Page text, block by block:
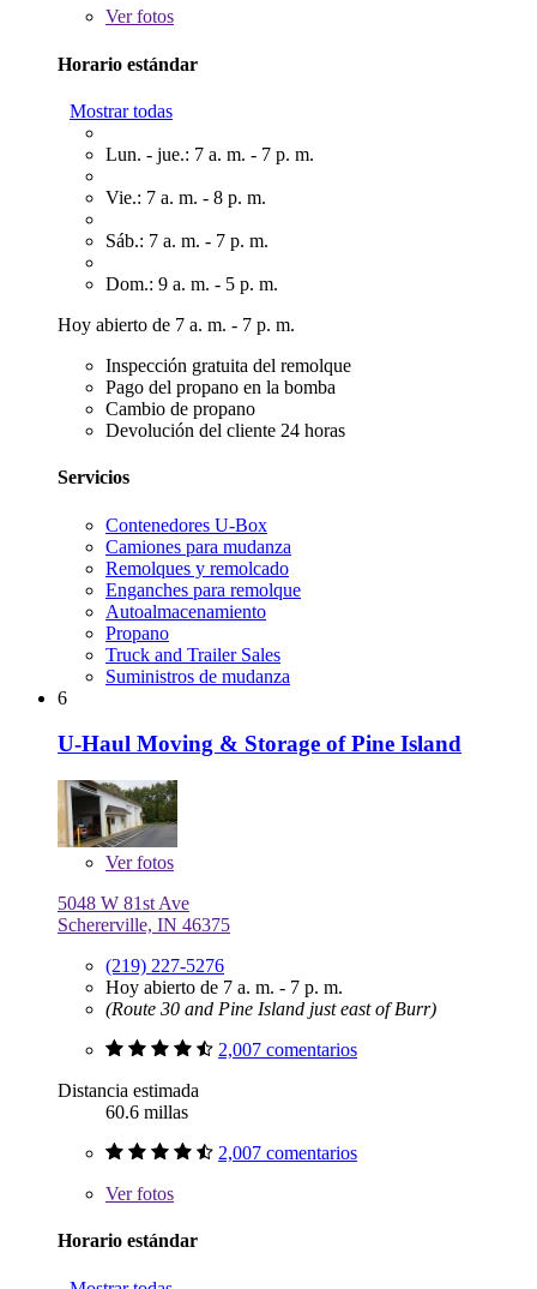
Verfotos
Horario estándar
Mostrar todas
Lun. - jue.: 7 a. m. - 7 p. m.
Vie.: 7 a. m. - 8 p. m.
Sáb.: 7 a. m. - 7 p. m.
Dom.: 9 a. m. - 5 p. m.
Hoy abierto de 7 a. m. - 7 p. m.
Inspección gratuita del remolque
Pago del propano en la bomba
Cambio de propano
Devolución del cliente 24 horas
Servicios
Contenedores U-Box
Camiones para mudanza
Remolques y remolcado
Enganches para remolque
Autoalmacenamiento
Propano
Truck and Trailer Sales
Suministros de mudanza
6
U-Haul Moving & Storage of Pine Island
Verfotos
5048 W 81st Ave
Schererville, IN 46375
(219) 227-5276
Hoy abierto de 7 a. m. - 7 p. m.
(Route 30 and Pine Island just east of Burr)
2,007 comentarios
Distancia estimada
60.6 millas
2,007 comentarios
Verfotos
Horario estándar